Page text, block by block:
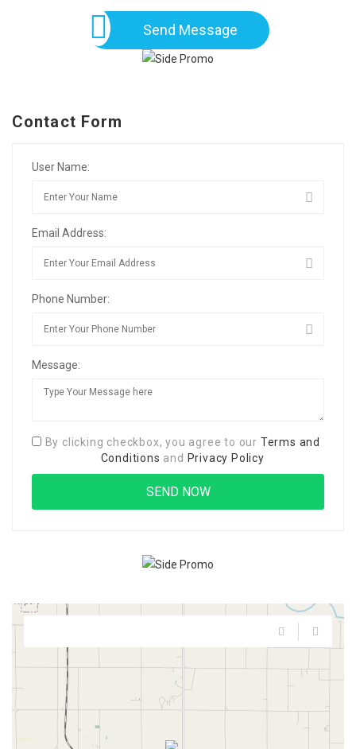
Send Message
Contact Form
User Name:
Email Address:
Phone Number:
Message:
By clicking checkbox, you agree to our Terms and
Conditions and Privacy Policy